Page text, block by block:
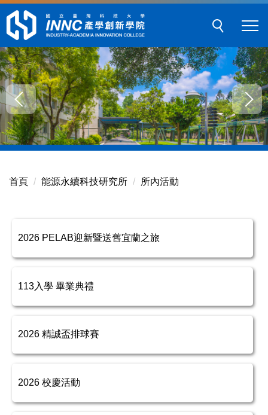
跳
主
要
內
容
區
塊
首頁 能源永續科技研究所 所內活動
2026 PELAB迎新暨送舊宜蘭之旅
113入學 畢業典禮
2026 精誠盃排球賽
2026 校慶活動